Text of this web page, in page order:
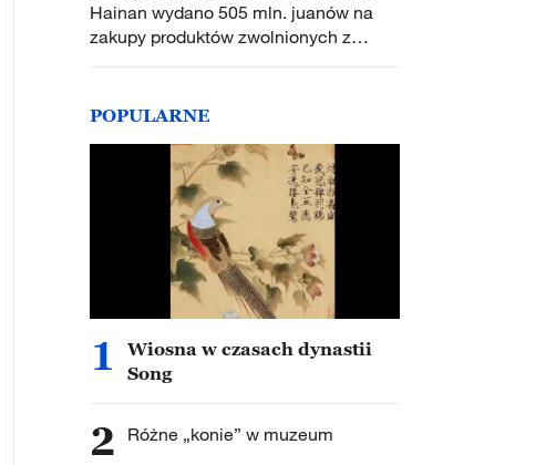
Hainan wydano 505 mln. juanów na
zakupy produktów zwolnionych z
podatku
POPULARNE
1
Wiosna w czasach dynastii
Song
2 Różne „konie” w muzeum